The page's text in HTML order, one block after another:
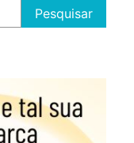
Pesquisar